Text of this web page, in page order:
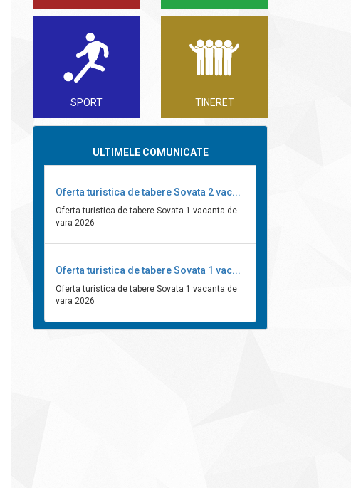
SPORT TINERET
ULTIMELE COMUNICATE
Oferta turistica de tabere Sovata 2 vac...
Oferta turistica de tabere Sovata 1 vacanta de
vara 2026
Oferta turistica de tabere Sovata 1 vac...
Oferta turistica de tabere Sovata 1 vacanta de
vara 2026